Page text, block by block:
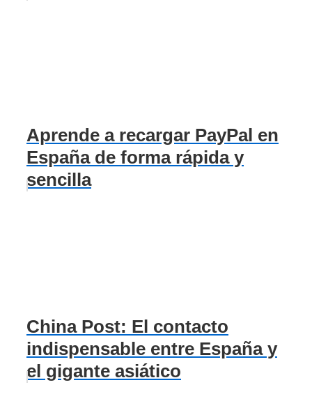
Aprende a recargar PayPal en
España de forma rápida y
sencilla
China Post: El contacto
indispensable entre España y
el gigante asiático